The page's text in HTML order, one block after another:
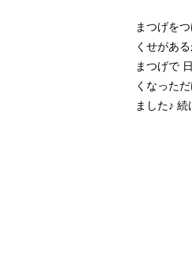
まつげを
くせがあ
まつげで
くなった
ました♪